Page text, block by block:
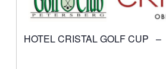
HOTEL CRISTAL GOLF CUP